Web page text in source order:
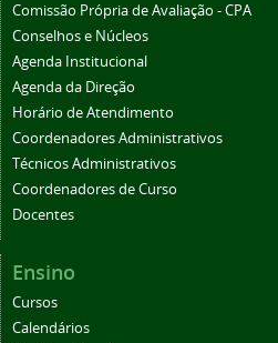
Comissão Própria de Avaliação - CPA
Conselhos e Núcleos
Agenda Institucional
Agenda da Direção
Horário de Atendimento
Coordenadores Administrativos
Técnicos Administrativos
Coordenadores de Curso
Docentes
Ensino
Cursos
Calendários